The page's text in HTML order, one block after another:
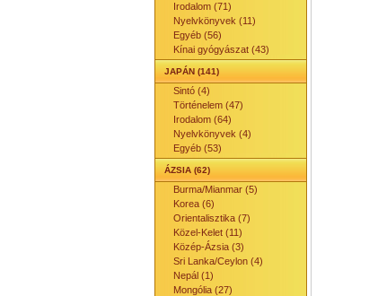
Irodalom (71)
Nyelvkönyvek (11)
Egyéb (56)
Kínai gyógyászat (43)
JAPÁN (141)
Sintó (4)
Történelem (47)
Irodalom (64)
Nyelvkönyvek (4)
Egyéb (53)
ÁZSIA (62)
Burma/Mianmar (5)
Korea (6)
Orientalisztika (7)
Közel-Kelet (11)
Közép-Ázsia (3)
Sri Lanka/Ceylon (4)
Nepál (1)
Mongólia (27)